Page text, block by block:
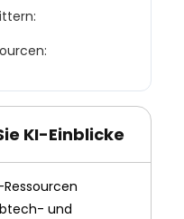
KI-Einblicke
und